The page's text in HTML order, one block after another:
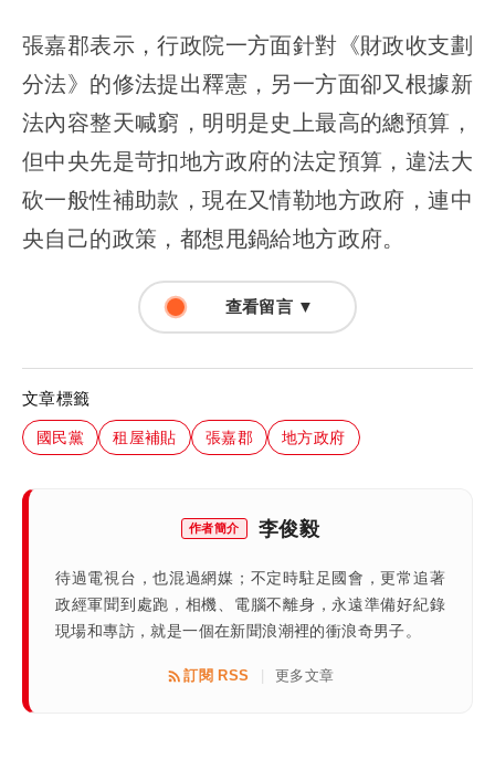
張嘉郡表示，行政院一方面針對《財政收支劃
分法》的修法提出釋憲，另一方面卻又根據新
法內容整天喊窮，明明是史上最高的總預算，
但中央先是苛扣地方政府的法定預算，違法大
砍一般性補助款，現在又情勒地方政府，連中
央自己的政策，都想甩鍋給地方政府。
查看留言 ▼
文章標籤
國民黨 租屋補貼 張嘉郡 地方政府
作者簡介 李俊毅
待過電視台，也混過網媒；不定時駐足國會，更常追著
政經軍聞到處跑，相機、電腦不離身，永遠準備好紀錄
現場和專訪，就是一個在新聞浪潮裡的衝浪奇男子。
訂閱 RSS 更多文章